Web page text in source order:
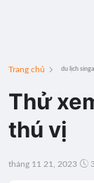
Trang chủ du lịch
Thử
thú vị
tháng 11 21, 2023